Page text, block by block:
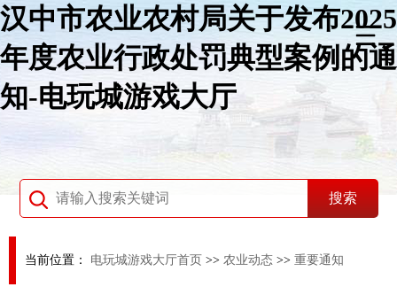
汉中市农业农村局关于发布2025
年度农业行政处罚典型案例的通
知-电玩城游戏大厅
当前位置： 电玩城游戏大厅首页 >> 农业动态 >> 重要通知